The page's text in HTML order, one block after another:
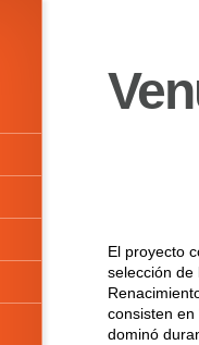
El proyecto
selección de
consisten en
dominó